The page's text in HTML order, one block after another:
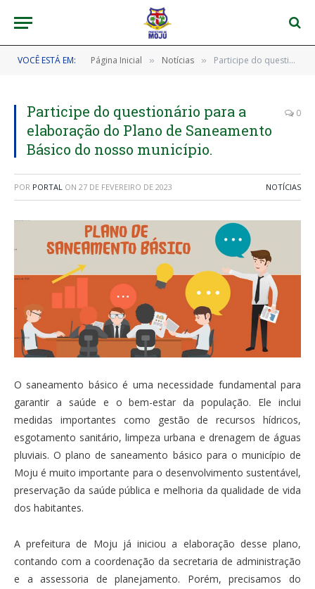
VOCÊ ESTÁ EM: Página Inicial » Notícias » Participe do questionário para a elaboração do Plano de Saneamento Básico do nosso município.
Participe do questionário para a
elaboração do Plano de Saneamento
Básico do nosso município.
0
POR PORTAL ON 27 DE FEVEREIRO DE 2023 NOTÍCIAS
O saneamento básico é uma necessidade fundamental para
garantir a saúde e o bem-estar da população. Ele inclui
medidas importantes como gestão de recursos hídricos,
esgotamento sanitário, limpeza urbana e drenagem de águas
pluviais. O plano de saneamento básico para o município de
Moju é muito importante para o desenvolvimento sustentável,
preservação da saúde pública e melhoria da qualidade de vida
dos habitantes.
A prefeitura de Moju já iniciou a elaboração desse plano,
contando com a coordenação da secretaria de administração
e a assessoria de planejamento. Porém, precisamos do